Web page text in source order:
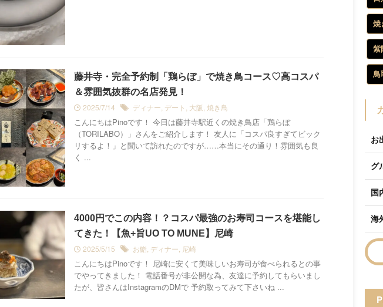
藤井寺・完全予約制「鶏らぼ」で焼き鳥コース♡高コスパ
＆雰囲気抜群の名店発見！
2025/7/14
ディナー, デート , 大阪, 焼き鳥
こんにちはPinoです！ 今日は藤井寺駅近くの焼き鳥店「鶏らぼ
（TORILABO）」さんをご紹介します！ 友人に「コスパ良すぎてビック
リするよ！」と聞いて訪れたのですが……本当にその通り！雰囲気も良
く ...
4000円でこの内容！？コスパ最強のお寿司コースを堪能し
てきた！【魚+旨UO TO MUNE】尼崎
2025/5/15
お鮨, ディナー, 尼崎
こんにちはPinoです！ 尼崎に安くて美味しいお寿司が食べられるとの事
でやってきました！ 電話番号が非公開な為、友達に予約してもらいまし
たが、皆さんはInstagramのDMで 予約取ってみて下さいね ...
焼
紫
鳥
お
グ
国
海